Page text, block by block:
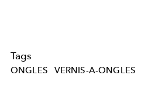
Tags
ONGLES VERNIS-A-ONGLES